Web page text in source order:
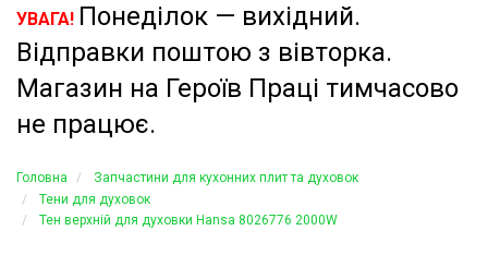
УВАГА! Понеділок — вихідний.
Відправки поштою з вівторка.
Магазин на Героїв Праці тимчасово
не працює.
Головна
Запчастини для кухонних плит та духовок
Тени для духовок
Тен верхній для духовки Hansa 8026776 2000W